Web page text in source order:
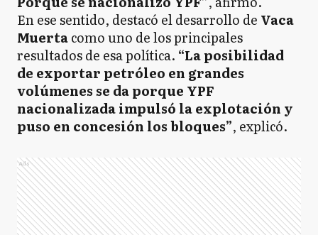
En ese sentido, destacó el desarrollo de Vaca
Muertacomo uno de los principales
resultados de esa política. “La posibilidad
de exportar petróleo en grandes
volúmenes se da porque YPF
nacionalizada impulsó la explotación y
puso en concesión los bloques”, explicó.
Ads